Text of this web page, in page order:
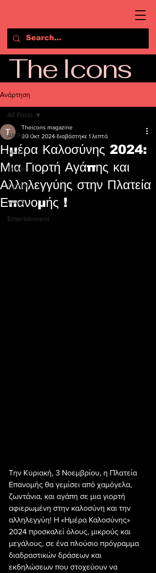
The Icons
Ανάρτηση
All Posts
News
Travel
Opinion
Sport
Entertainment
All Posts
Ημέρα Καλοσύνης 2024:
Μια Γιορτή Αγάπης και
Αλληλεγγύης στην Πλατεία
Επανομής !
Theicons magazine
30 Οκτ 2024 διαβάστηκε 1 λεπτά
Την Κυριακή, 3 Νοεμβρίου, η Πλατεία
Επανομής θα γεμίσει από χαμόγελα,
ζωντάνια, και αγάπη σε μια γιορτή
αφιερωμένη στην καλοσύνη και την
αλληλεγγύη! Η «Ημέρα Καλοσύνης»
2024 προσκαλεί όλους, μικρούς και
μεγάλους, σε ένα πλούσιο πρόγραμμα
διαδραστικών δράσεων και
εκδηλώσεων που στοχεύουν να